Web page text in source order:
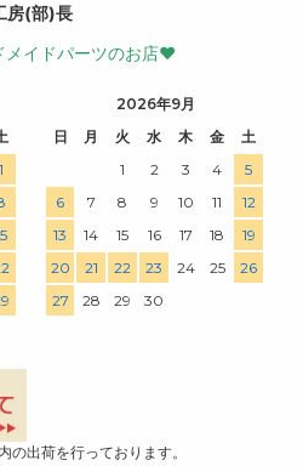
房(部)長
メイドパーツのお店♥
1
2026年9月
日
月 火 水 木 金
土
1
2 3 4
5
6
7 8 9 10 11
12
13
14 15 16 17 18
19
20
21 22 23 24 25
26
27
28 29 30
の出荷を行っております。